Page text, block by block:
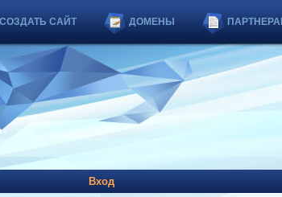
СОЗДАТЬ САЙТ ДОМЕНЫ
Вход